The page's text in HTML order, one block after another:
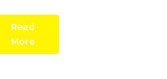
Read
More